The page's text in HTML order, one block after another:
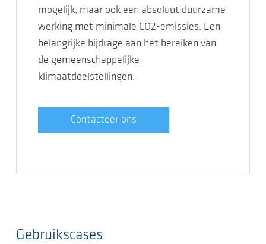
mogelijk, maar ook een absoluut duurzame
werking met minimale CO2-emissies. Een
belangrijke bijdrage aan het bereiken van
de gemeenschappelijke
klimaatdoelstellingen.
Contacteer ons
Gebruikscases